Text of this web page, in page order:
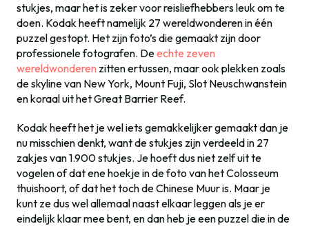
stukjes, maar het is zeker voor reisliefhebbers leuk om te
doen. Kodak heeft namelijk 27 wereldwonderen in één
puzzel gestopt. Het zijn foto’s die gemaakt zijn door
professionele fotografen. Deechte zeven
wereldwonderen zitten ertussen, maar ook plekken zoals
de skyline van New York, Mount Fuji, Slot Neuschwanstein
en koraal uit het Great Barrier Reef.
Kodak heeft het je wel iets gemakkelijker gemaakt dan je
nu misschien denkt, want de stukjes zijn verdeeld in 27
zakjes van 1.900 stukjes. Je hoeft dus niet zelf uit te
vogelen of dat ene hoekje in de foto van het Colosseum
thuishoort, of dat het toch de Chinese Muur is. Maar je
kunt ze dus wel allemaal naast elkaar leggen als je er
eindelijk klaar mee bent, en dan heb je een puzzel die in de